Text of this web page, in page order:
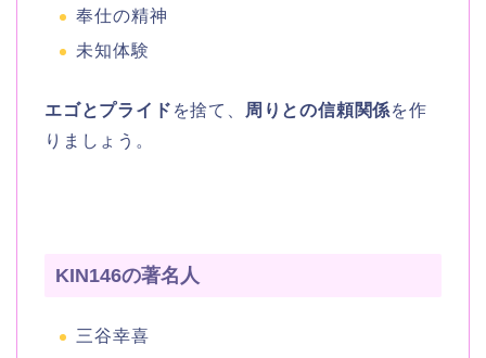
奉仕の精神
未知体験
エゴとプライド を捨て、 周りとの信頼関係を作
りましょう。
KIN146の著名人
三谷幸喜